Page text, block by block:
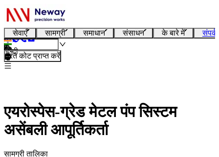
सेवाएँ सामग्री समाधान संसाधन के बारे में
हिन्दी
तुरंत कोट प्राप्त करें
एयरोस्पेस-ग्रेड मेटल पंप सिस्टम
असेंबली आपूर्तिकर्ता
सामग्री तालिका